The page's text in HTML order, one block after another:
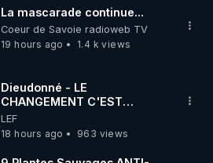
La mascarade continue...
Coeur de Savoie radioweb TV
19 hours ago
1.4 k views
Dieudonné - LE
CHANGEMENT C'EST
MAINTENANT
LEF
18 hours ago
963 views